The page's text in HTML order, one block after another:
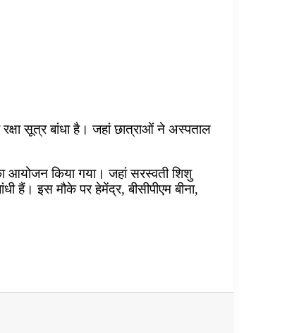
सूत्र बांधा है। जहां छात्राओं ने अस्पताल
आयोजन किया गया। जहां सरस्वती शिशु
हैं। इस मौके पर हेमेंद्र, बीसीपीएम बीना,